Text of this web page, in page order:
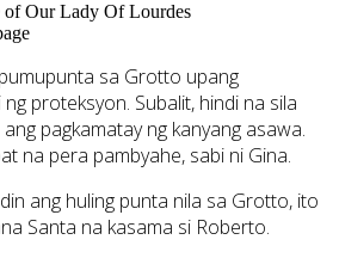
of Our Lady Of Lourdes
sa Grotto upang
proteksyon. Subalit, hindi na sila
pagkamatay ng kanyang asawa.
na pera pambyahe, sabi ni Gina.
ang huling punta nila sa Grotto, ito
Santa na kasama si Roberto.